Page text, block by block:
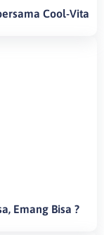
Cool-Vita
Emang Bisa ?